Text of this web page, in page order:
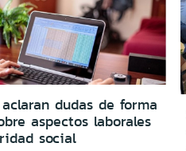
dudas de forma
aspectos laborales
social